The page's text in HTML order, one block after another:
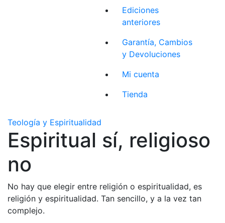
Ediciones
anteriores
Garantía, Cambios
y Devoluciones
Mi cuenta
Tienda
Teología y Espiritualidad
Espiritual sí, religioso
no
No hay que elegir entre religión o espiritualidad, es
religión y espiritualidad. Tan sencillo, y a la vez tan
complejo.